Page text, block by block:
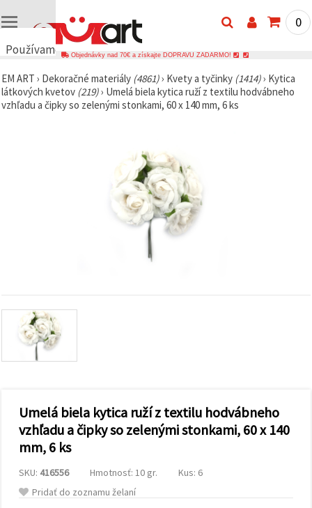
Používame
🍪
Používame
cookies a
zobrazovali
obsah a
reklamu, aj
s pomocou
partnerov
Môžete
súhlasiť s
používaním
všetkých
cookie
kliknutím
na "Prijať
všetky!"
0
Objednávky nad 70€ a získajte DOPRAVU ZADARMO!
EM ART › Dekoračné materiály (4861)› Kvety a tyčinky (1414)› Kytica
látkových kvetov (219)› Umelá biela kytica ruží z textilu hodvábneho
vzhľadu a čipky so zelenými stonkami, 60 x 140 mm, 6 ks
Umelá biela kytica ruží z textilu hodvábneho
vzhľadu a čipky so zelenými stonkami, 60 x 140
mm, 6 ks
SKU: 416556 Hmotnosť: 10 gr.
Kus: 6
Pridať do zoznamu želaní